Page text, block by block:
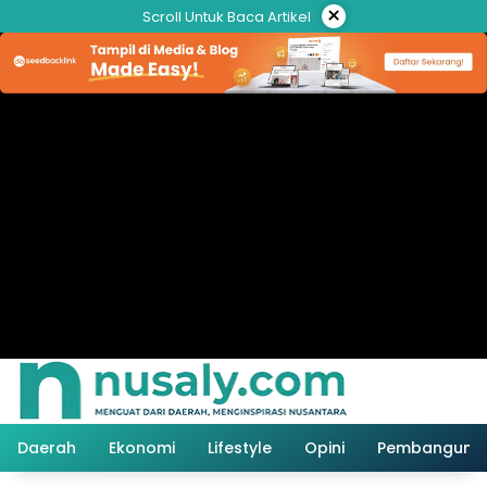
ke
konten
Scroll Untuk Baca Artikel ×
Daerah Ekonomi Lifestyle Opini